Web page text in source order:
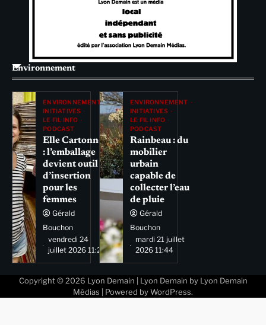
Environnement
ENVIRONNEMENT
INITIATIVES
LE FIL INFO
PODCAST
Elle Cartonne
: l’emballage
devient outil
d’insertion
pour les
femmes
Gérald
Bouchon
vendredi 24
juillet 2026 11:29
ENVIRONNEMENT
INITIATIVES
LE FIL INFO
PODCAST
Rainbeau : du
mobilier
urbain
capable de
collecter l’eau
de pluie
Gérald
Bouchon
mardi 21 juillet
2026 11:44
Copyright © 2026 Lyon Demain | Lyon Demain by Lyon Demain
Médias | Powered by WordPress.